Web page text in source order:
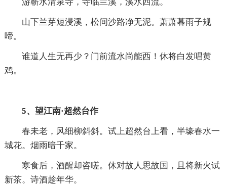
山下兰芽短浸溪，松间沙路净无泥。萧萧暮雨子规
啼。
谁道人生无再少？门前流水尚能西！休将白发唱黄
鸡。
5、望江南·超然台作
春未老，风细柳斜斜。试上超然台上看，半壕春水一
城花。烟雨暗千家。
寒食后，酒醒却咨嗟。休对故人思故国，且将新火试
新茶。诗酒趁年华。